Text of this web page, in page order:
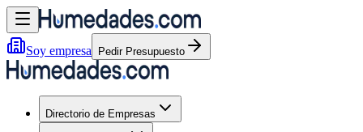
Soy empresa Pedir Presupuesto
Directorio de Empresas